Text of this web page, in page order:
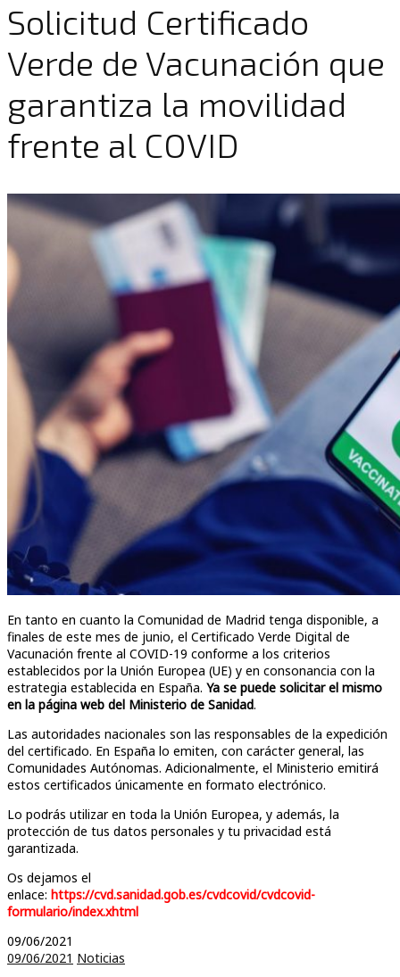
Solicitud Certificado
Verde de Vacunación que
garantiza la movilidad
frente al COVID
En tanto en cuanto la Comunidad de Madrid tenga disponible, a
finales de este mes de junio, el Certificado Verde Digital de
Vacunación frente al COVID-19 conforme a los criterios
establecidos por la Unión Europea (UE) y en consonancia con la
estrategia establecida en España. Ya se puede solicitar el mismo
en la página web del Ministerio de Sanidad.
Las autoridades nacionales son las responsables de la expedición
del certificado. En España lo emiten, con carácter general, las
Comunidades Autónomas. Adicionalmente, el Ministerio emitirá
estos certificados únicamente en formato electrónico.
Lo podrás utilizar en toda la Unión Europea, y además, la
protección de tus datos personales y tu privacidad está
garantizada.
Os dejamos el
enlace: https://cvd.sanidad.gob.es/cvdcovid/cvdcovid-
formulario/index.xhtml
09/06/2021
09/06/2021 Noticias